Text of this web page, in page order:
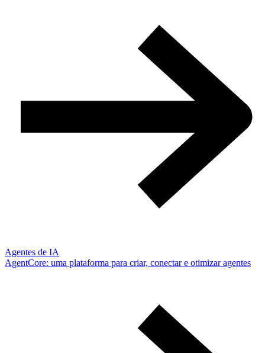
Agentes de IA
AgentCore: uma plataforma para criar, conectar e otimizar agentes